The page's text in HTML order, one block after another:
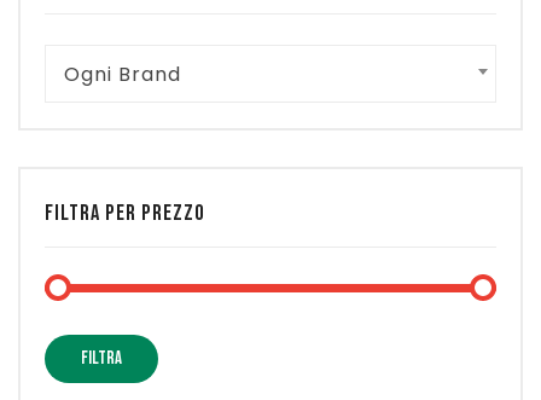
Ogni Brand
FILTRA PER PREZZO
FILTRA